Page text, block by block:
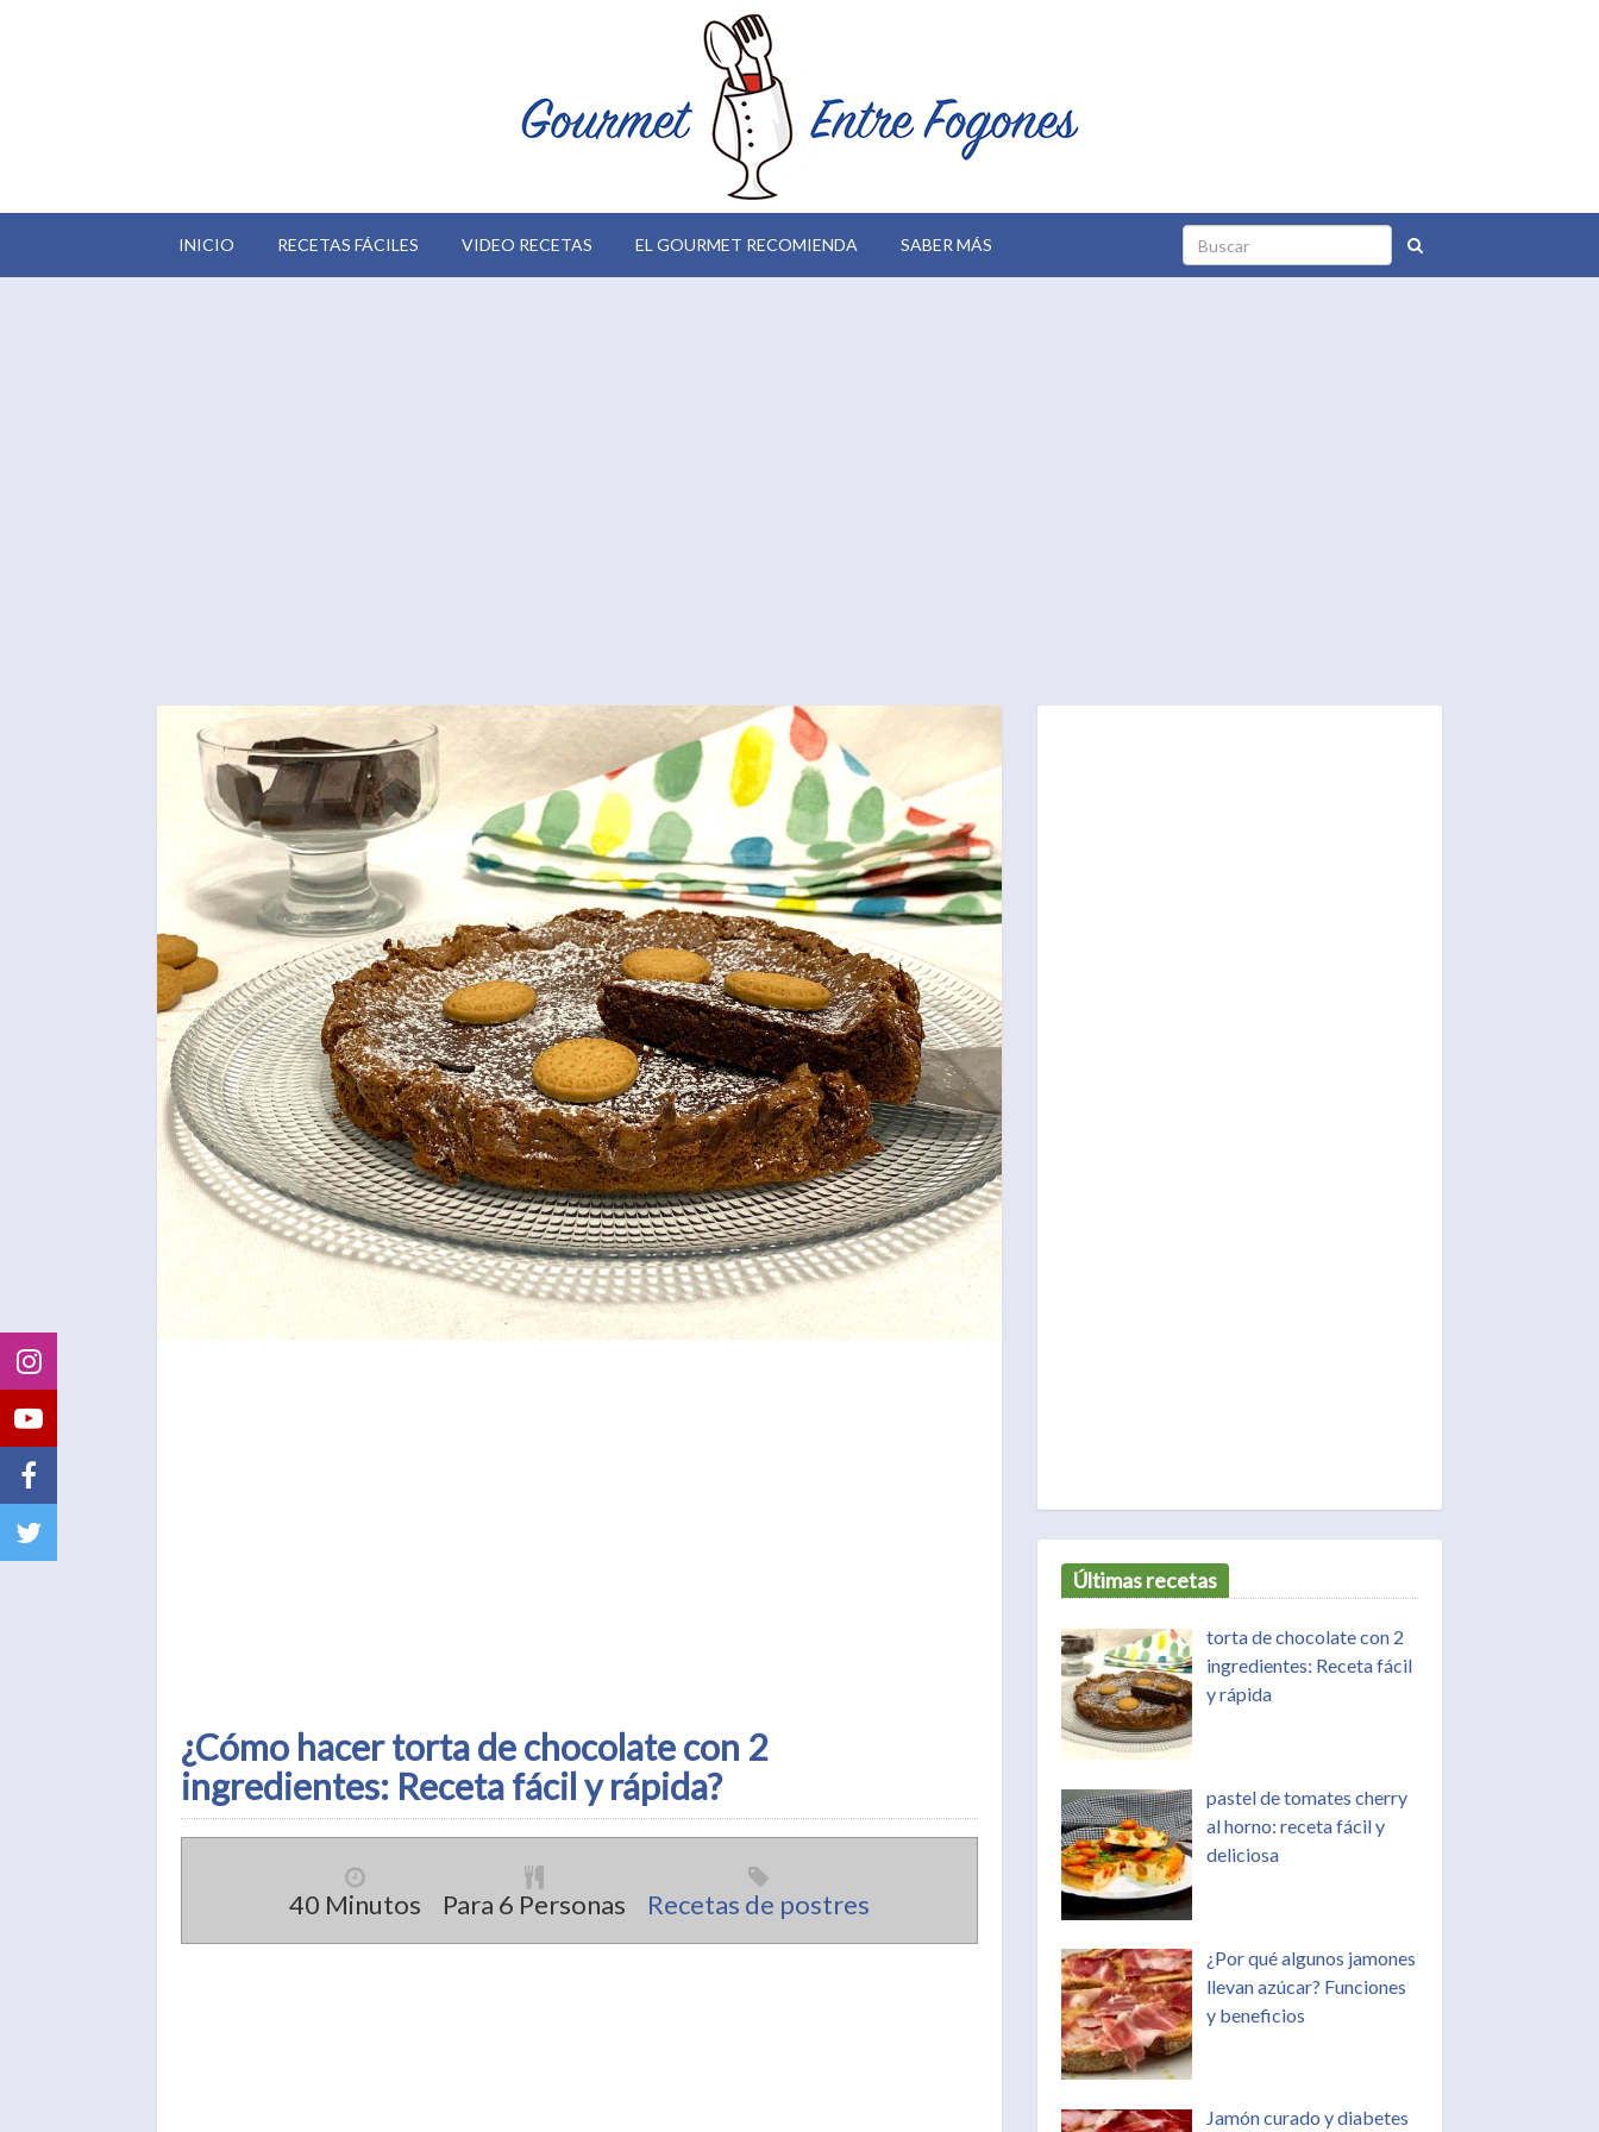
INICIO RECETAS FÁCILES VIDEO RECETAS EL GOURMET RECOMIENDA SABER MÁS
¿Cómo hacer torta de chocolate con 2
ingredientes: Receta fácil y rápida?
40 Minutos Para 6 Personas Recetas de postres
Últimas recetas
torta de chocolate con 2
ingredientes: Receta fácil
y rápida
pastel de tomates cherry
al horno: receta fácil y
deliciosa
¿Por qué algunos jamones
llevan azúcar? Funciones
y beneficios
Jamón curado y diabetes